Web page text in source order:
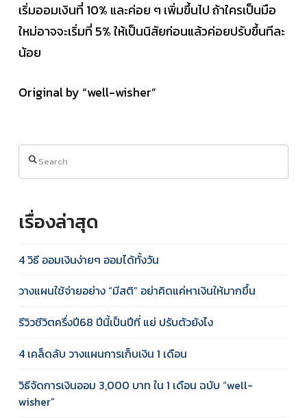
เริ่มออมเงินที่ 10% และค่อย ๆ เพิ่มขึ้นไป ถ้าใครเป็นมือ
ใหม่อาจจะเริ่มที่ 5% ให้เป็นนิสัยก่อนแล้วค่อยปรับขึ้นทีละ
น้อย
Original by “well-wisher”
Search
เรื่องล่าสุด
4 วิธี ออมเงินง่ายๆ ออมได้ทั้งวัน
วางแผนใช้จ่ายอย่าง “มีสติ” อย่าคิดแค่หาเงินให้มากขึ้น
รีวิวชีวิตครึ่งปี68 ปีนี้เป็นปีที่ แย่ ปรับตัวยังไง
4 เคล็ดลับ วางแผนการเก็บเงิน 1 เดือน
วิธีจัดการเงินออม 3,000 บาท ใน 1 เดือน ฉบับ “well-
wisher”